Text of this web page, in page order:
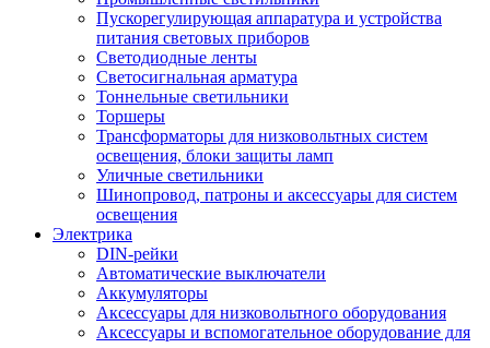
Пускорегулирующая аппаратура и устройства
питания световых приборов
Светодиодные ленты
Светосигнальная арматура
Тоннельные светильники
Торшеры
Трансформаторы для низковольтных систем
освещения, блоки защиты ламп
Уличные светильники
Шинопровод, патроны и аксессуары для систем
освещения
Электрика
DIN-рейки
Автоматические выключатели
Аккумуляторы
Аксессуары для низковольтного оборудования
Аксессуары и вспомогательное оборудование для